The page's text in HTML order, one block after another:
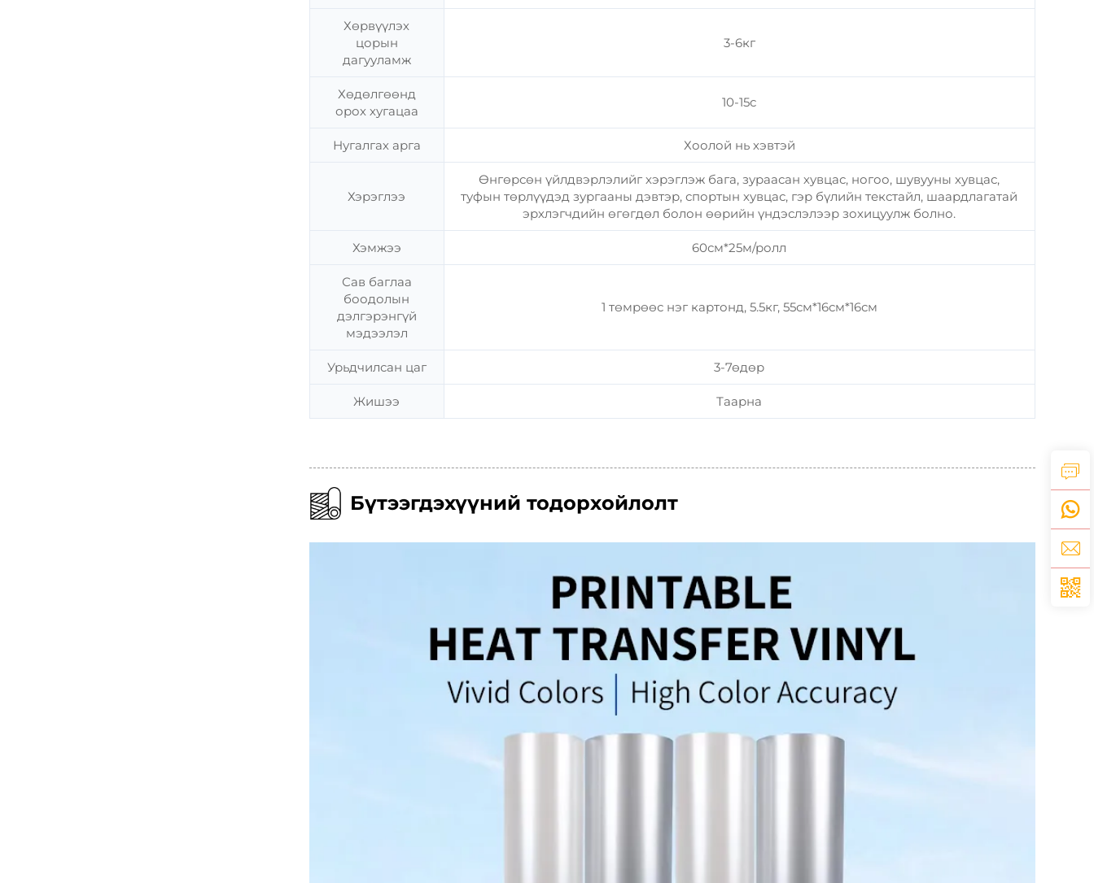
Хөрвүүлэх
цорын
дагууламж
3-6кг
Хөдөлгөөнд
орох хугацаа
10-15с
Нугалгах арга Хоолой нь хэвтэй
Хэрэглээ
Өнгөрсөн үйлдвэрлэлийг хэрэглэж бага, зураасан хувцас, ногоо, шувууны хувцас,
туфын төрлүүдэд зургааны дэвтэр, спортын хувцас, гэр бүлийн текстайл, шаардлагатай
эрхлэгчдийн өгөгдөл болон өөрийн үндэслэлээр зохицуулж болно.
Хэмжээ 60см*25м/ролл
Сав баглаа
боодолын
дэлгэрэнгүй
мэдээлэл
1 төмрөөс нэг картонд, 5.5кг, 55см*16см*16см
Урьдчилсан цаг 3-7өдөр
Жишээ Таарна
Бүтээгдэхүүний тодорхойлолт